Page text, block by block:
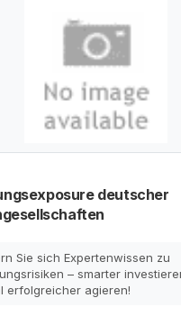
deutscher
Sie sich Expertenwissen zu
– smarter
erfolgreicher agieren!